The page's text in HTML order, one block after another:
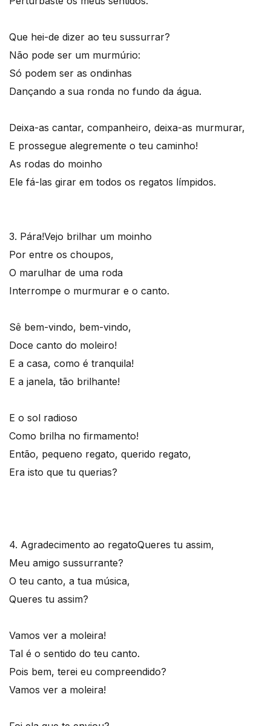
Que hei-de dizer ao teu sussurrar?
Não pode ser um murmúrio:
Só podem ser as ondinhas
Dançando a sua ronda no fundo da água.
Deixa-as cantar, companheiro, deixa-as murmurar,
E prossegue alegremente o teu caminho!
As rodas do moinho
Ele fá-las girar em todos os regatos límpidos.
3. Pára!Vejo brilhar um moinho
Por entre os choupos,
O marulhar de uma roda
Interrompe o murmurar e o canto.
Sê bem-vindo, bem-vindo,
Doce canto do moleiro!
E a casa, como é tranquila!
E a janela, tão brilhante!
E o sol radioso
Como brilha no firmamento!
Então, pequeno regato, querido regato,
Era isto que tu querias?
4. Agradecimento ao regatoQueres tu assim,
Meu amigo sussurrante?
O teu canto, a tua música,
Queres tu assim?
Vamos ver a moleira!
Tal é o sentido do teu canto.
Pois bem, terei eu compreendido?
Vamos ver a moleira!